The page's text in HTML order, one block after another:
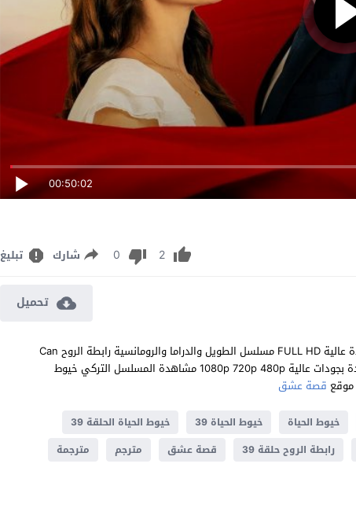
00:50:02
2
0 شارك تبليغ
تحميل
مشاهدة مسلسل خيوط الحياة الحلقة 39 مترجم للعربية اون لاين جودة عالية FULL HD مسلسل الطويل والدراما والرومانسية رابطة الروح Can
Bagi الحلقة 39 التاسعة والثلاثون كاملة تحميل مباشر سيرفرات متعددة بجودات عالية 1080p 720p 480p مشاهدة المسلسل التركي خيوط
قصة عشق
خيوط الحياة خيوط الحياة 39
خيوط الحياة الحلقة 39
رابطة الروح حلقة 39 قصة عشق مترجم
مترجمة